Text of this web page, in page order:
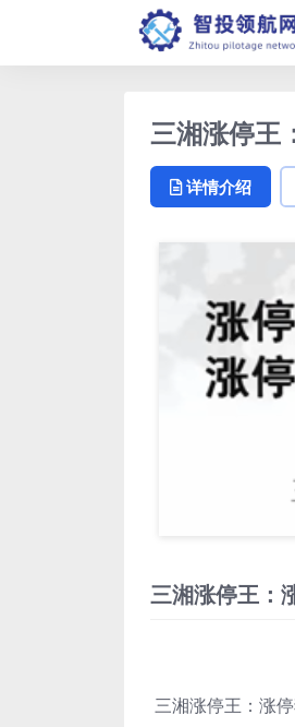
三湘涨停王
详情介绍
三湘涨停王：
三湘涨停王：涨